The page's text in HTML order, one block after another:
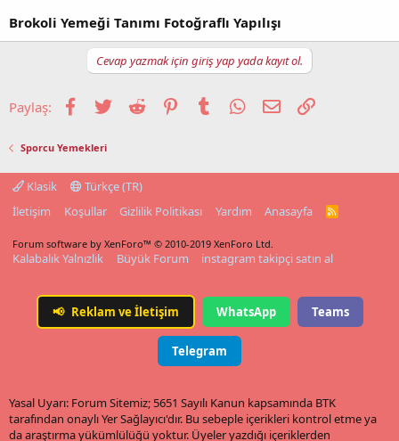
Brokoli Yemeği Tanımı Fotoğraflı Yapılışı
Cevap yazmak için giriş yap yada kayıt ol.
Paylaş: Facebook
TwitterReddit PinterestTumblrWhatsApp
E-postaLink
Sporcu Yemekleri
Klasik
Türkçe (TR)
İletişim
Koşullar Gizlilik Politikası Yardım Anasayfa
R
Forum software by XenForo™ © 2010-2019 XenForo Ltd.
Kalabalık Yalnızlık Büyük Forum instagram takipçi satın al
📢 Reklam ve İletişim WhatsApp Teams
Telegram
Yasal Uyarı: Forum Sitemiz; 5651 Sayılı Kanun kapsamında BTK
tarafından onaylı Yer Sağlayıcı'dır. Bu sebeple içerikleri kontrol etme ya
da araştırma yükümlülüğü yoktur. Üyeler yazdığı içeriklerden